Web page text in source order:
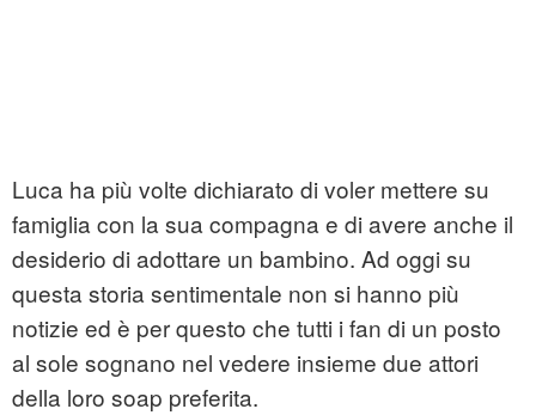
Luca ha più volte dichiarato di voler mettere su
famiglia con la sua compagna e di avere anche il
desiderio di adottare un bambino. Ad oggi su
questa storia sentimentale non si hanno più
notizie ed è per questo che tutti i fan di un posto
al sole sognano nel vedere insieme due attori
della loro soap preferita.